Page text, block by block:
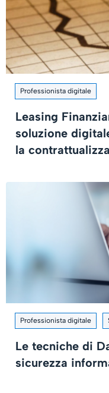
Professionista digitale
Leasing
soluzione
la
Professionista digitale
Le tecniche di
sicurezza